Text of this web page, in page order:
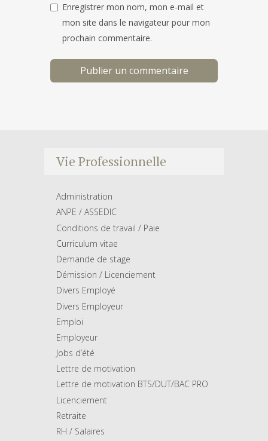
Enregistrer mon nom, mon e-mail et
mon site dans le navigateur pour mon
prochain commentaire.
Vie Professionnelle
Administration
ANPE / ASSEDIC
Conditions de travail / Paie
Curriculum vitae
Demande de stage
Démission / Licenciement
Divers Employé
Divers Employeur
Emploi
Employeur
Jobs d’été
Lettre de motivation
Lettre de motivation BTS/DUT/BAC PRO
Licenciement
Retraite
RH / Salaires